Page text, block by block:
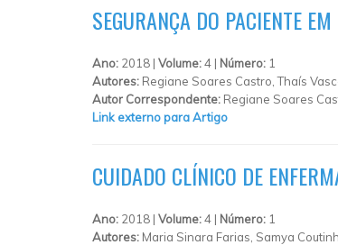
SEGURANÇA DO PACIENTE
Ano: 2018 | Volume:4 | Número: 1
Autores: Regiane Soares Castro, Thaís
Autor Correspondente: Regiane Soares
Link externo para Artigo
CUIDADO CLÍNICO DE
Ano: 2018 | Volume:4 | Número: 1
Autores: Maria Sinara Farias, Samya